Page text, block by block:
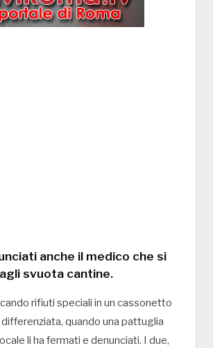
anche il medico che si
svuota cantine.
rifiuti speciali in un cassonetto
quando una pattuglia
li ha fermati e denunciati. I due,